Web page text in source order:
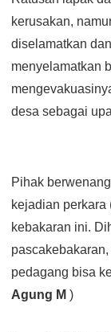
kerusakan,
diselamatkan
menyelamatkan
desa sebagai
Pihak
kejadian perkara
kebakaran ini.
pedagang bisa
Agung M )